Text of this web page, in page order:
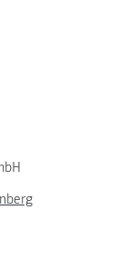
JOANNEUM Logo